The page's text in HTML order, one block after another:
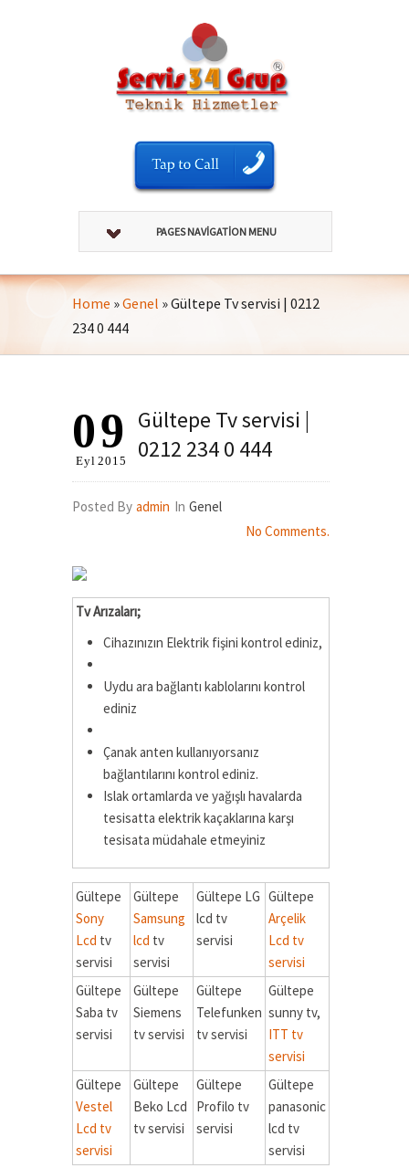
PAGES NAVIGATION MENU
Home »Genel »Gültepe Tv servisi | 0212
234 0 444
Gültepe Tv servisi |
0212 234 0 444
09
Eyl 2015
Posted By admin In Genel
No Comments.
Tv Arızaları;
Cihazınızın Elektrik fişini kontrol ediniz,
Uydu ara bağlantı kablolarını kontrol
ediniz
Çanak anten kullanıyorsanız
bağlantılarını kontrol ediniz.
Islak ortamlarda ve yağışlı havalarda
tesisatta elektrik kaçaklarına karşı
tesisata müdahale etmeyiniz
Gültepe
Sony
Lcd tv
servisi
Gültepe
Samsung
lcd tv
servisi
Gültepe LG
lcd tv
servisi
Gültepe
Arçelik
Lcd tv
servisi
Gültepe
Saba tv
servisi
Gültepe
Siemens
tv servisi
Gültepe
Telefunken
tv servisi
Gültepe
sunny tv,
ITT tv
servisi
Gültepe
Vestel
Lcd tv
servisi
Gültepe
Beko Lcd
tv servisi
Gültepe
Profilo tv
servisi
Gültepe
panasonic
lcd tv
servisi